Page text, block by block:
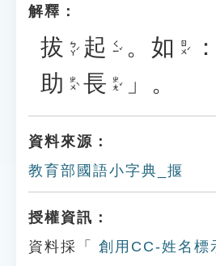
解釋：
拔 ㄅㄚˊ 起 ㄑㄧˇ 。 如 ㄖㄨˊ
助 ㄓㄨˋ 長 ㄓㄤˇ 」。
資料來源：
教育部國語小字典_揠
授權資訊：
資料採「
創用CC-姓名標